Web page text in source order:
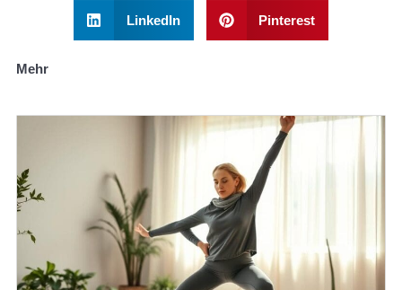
LinkedIn Pinterest
Mehr